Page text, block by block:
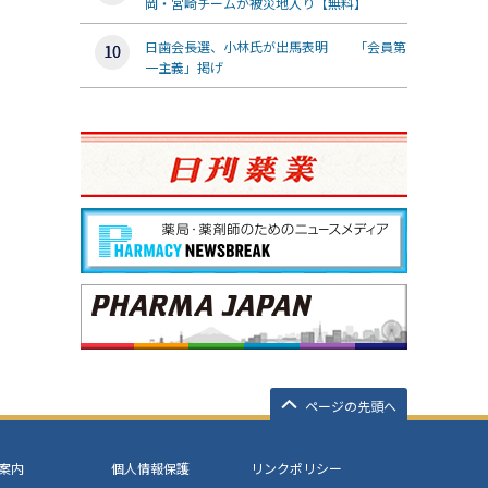
日歯会長選、小林氏が出馬表明 「会員第
一主義」掲げ
ページの先頭へ
内 個人情報保護
リンクポリシー